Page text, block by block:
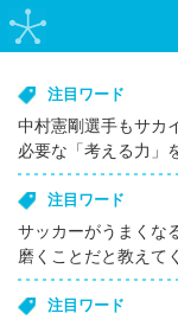
注目ワード
中村憲剛選手もサカ
必要な「考える力」
注目ワード
サッカーがうまくな
磨くことだと教えて
注目ワード